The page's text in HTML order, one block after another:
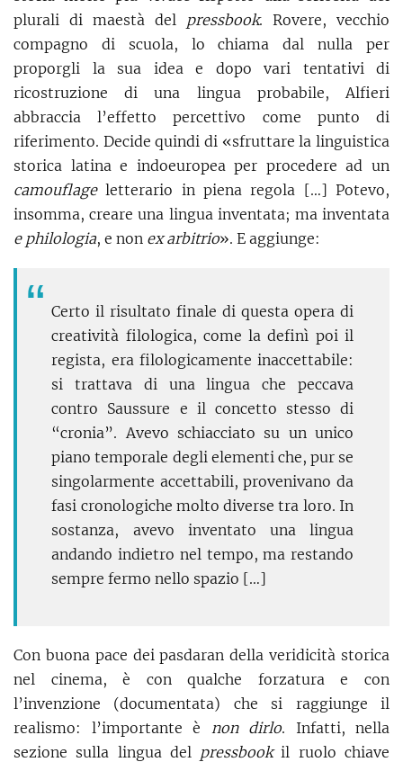
plurali di maestà del pressbook. Rovere, vecchio
compagno di scuola, lo chiama dal nulla per
proporgli la sua idea e dopo vari tentativi di
ricostruzione di una lingua probabile, Alfieri
abbraccia l’effetto percettivo come punto di
riferimento. Decide quindi di «sfruttare la linguistica
storica latina e indoeuropea per procedere ad un
camouflageletterario in piena regola […] Potevo,
insomma, creare una lingua inventata; ma inventata
e philologia, e non ex arbitrio». E aggiunge:
Certo il risultato finale di questa opera di
creatività filologica, come la definì poi il
regista, era filologicamente inaccettabile:
si trattava di una lingua che peccava
contro Saussure e il concetto stesso di
“cronia”. Avevo schiacciato su un unico
piano temporale degli elementi che, pur se
singolarmente accettabili, provenivano da
fasi cronologiche molto diverse tra loro. In
sostanza, avevo inventato una lingua
andando indietro nel tempo, ma restando
sempre fermo nello spazio […]
Con buona pace dei pasdaran della veridicità storica
nel cinema, è con qualche forzatura e con
l’invenzione (documentata) che si raggiunge il
realismo: l’importante è
non dirlo. Infatti, nella
sezione sulla lingua del pressbookil ruolo chiave